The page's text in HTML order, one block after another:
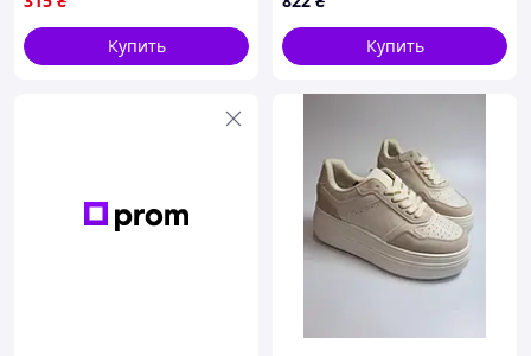
Купить
Купить